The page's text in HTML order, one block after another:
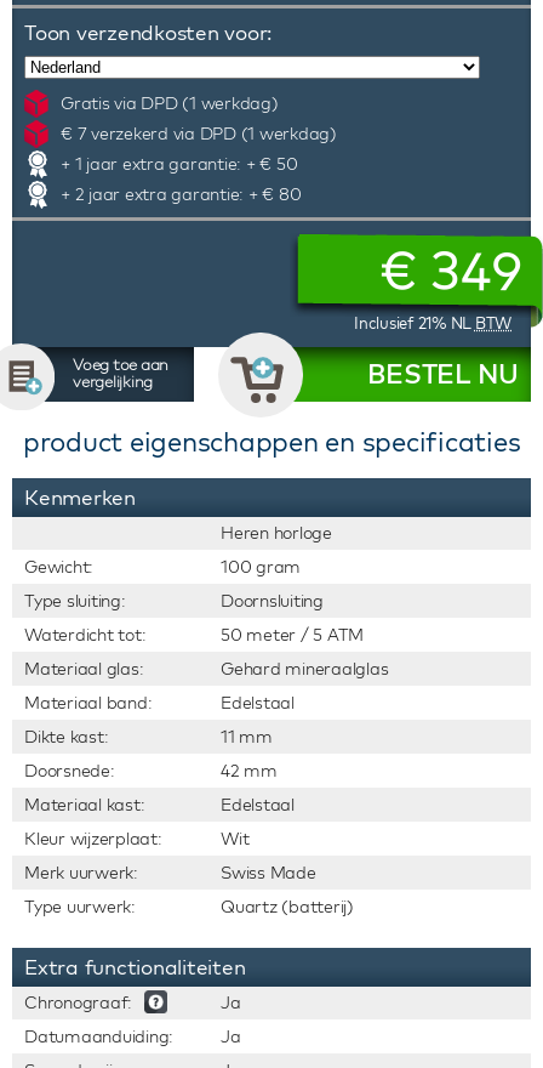
Toon verzendkosten voor:
Gratis via DPD (1 werkdag)
€ 7 verzekerd via DPD (1 werkdag)
+ 1 jaar extra garantie: + € 50
+ 2 jaar extra garantie: + € 80
€349
Inclusief 21% NL BTW
Voeg toe aan
vergelijking
BESTEL NU
product eigenschappen en specificaties
Kenmerken
Heren horloge
Gewicht:
100 gram
Type sluiting:
Doornsluiting
Waterdicht tot:
50 meter / 5 ATM
Materiaal glas:
Gehard mineraalglas
Materiaal band:
Edelstaal
Dikte kast:
11 mm
Doorsnede:
42 mm
Materiaal kast:
Edelstaal
Kleur wijzerplaat:
Wit
Merk uurwerk:
Swiss Made
Type uurwerk:
Quartz (batterij)
Extra functionaliteiten
Chronograaf:
Ja
Datumaanduiding:
Ja